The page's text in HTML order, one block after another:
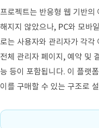
프로젝트는 반응형 웹 기반의
해지지 않았으나, PC와 모바
로는 사용자와 관리자가 각
전체 관리자 페이지, 예약 및
능 등이 포함됩니다. 이 플랫
이를 구매할 수 있는 구조로